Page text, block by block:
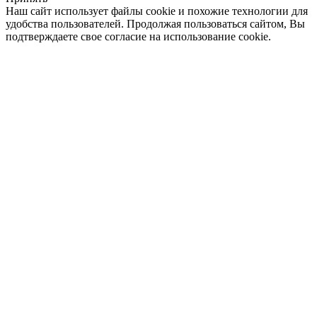
Наш сайт использует файлы cookie и похожие технологии для
удобства пользователей. Продолжая пользоваться сайтом, Вы
подтверждаете свое согласие на использование cookie.